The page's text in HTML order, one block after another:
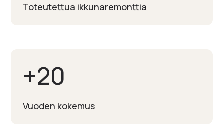
Toteutettua ikkunaremonttia
+20
Vuoden kokemus